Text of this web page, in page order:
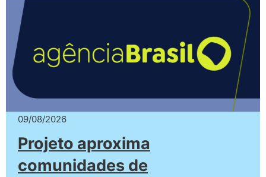
09/08/2026
Projeto aproxima
comunidades de